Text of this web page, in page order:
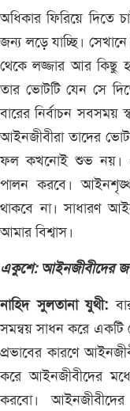
অধিকার ফিরিয়ে দিতে
জন্য লড়ে যাচ্ছি।
থেকে লজ্জার আর কিছু
তার ভোটটি যেন সে
বারের নির্বাচন সবসময়
আইনজীবীরা তাদের ভোট
ফল কখনোই শুভ নয়।
পালন করবে।
থাকবে না। সাধারণ
আমার বিশ্বাস।
একুশে: আইনজীবীদের
নাহিদ সুলতানা যুথী:
সমন্বয় সাধন করে একটি
প্রভাবের কারণে
করে আইনজীবীদের
করবো। আইনজীবীদের